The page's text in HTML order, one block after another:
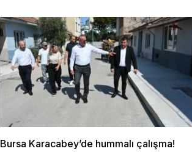
Bursa Karacabey’de hummalı çalışma!